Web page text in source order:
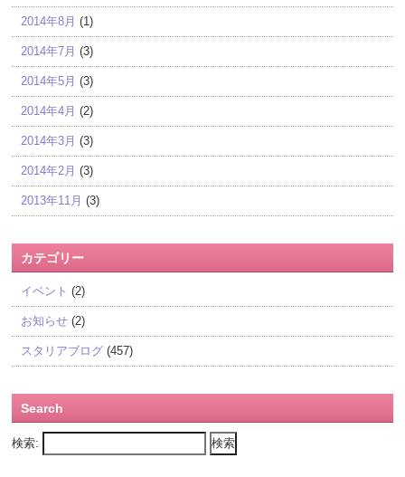
2014年8月 (1)
2014年7月 (3)
2014年5月 (3)
2014年4月 (2)
2014年3月 (3)
2014年2月 (3)
2013年11月 (3)
カテゴリー
イベント (2)
お知らせ (2)
スタリアブログ (457)
Search
検索: